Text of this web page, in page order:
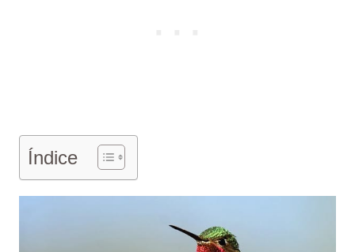
Índice